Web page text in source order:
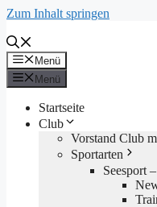
Zum Inhalt springen
Menü
Menü
Startseite
Club
Vorstand Club
Sportarten
Seesport